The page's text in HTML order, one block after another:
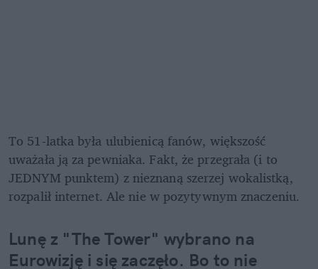
To 51-latka była ulubienicą fanów, większość
uważała ją za pewniaka. Fakt, że przegrała (i to
JEDNYM punktem) z nieznaną szerzej wokalistką,
rozpalił internet. Ale nie w pozytywnym znaczeniu.
Lunę z "The Tower" wybrano na
Eurowizję i się zaczęło. Bo to nie